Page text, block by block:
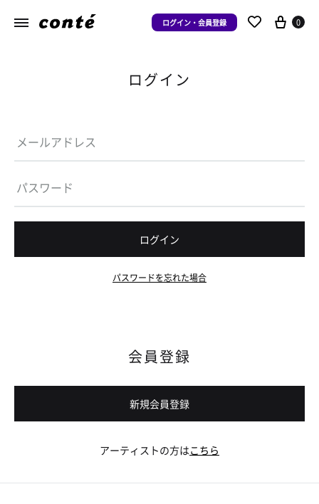
ログイン・会員登録 0
ログイン
ログイン
パスワードを忘れた場合
会員登録
新規会員登録
アーティストの方はこちら